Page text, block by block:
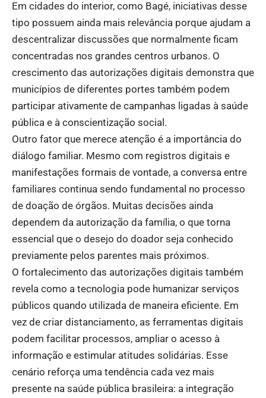
Em cidades do interior, como Bagé, iniciativas desse
tipo possuem ainda mais relevância porque ajudam a
descentralizar discussões que normalmente ficam
concentradas nos grandes centros urbanos. O
crescimento das autorizações digitais demonstra que
municípios de diferentes portes também podem
participar ativamente de campanhas ligadas à saúde
pública e à conscientização social.
Outro fator que merece atenção é a importância do
diálogo familiar. Mesmo com registros digitais e
manifestações formais de vontade, a conversa entre
familiares continua sendo fundamental no processo
de doação de órgãos. Muitas decisões ainda
dependem da autorização da família, o que torna
essencial que o desejo do doador seja conhecido
previamente pelos parentes mais próximos.
O fortalecimento das autorizações digitais também
revela como a tecnologia pode humanizar serviços
públicos quando utilizada de maneira eficiente. Em
vez de criar distanciamento, as ferramentas digitais
podem facilitar processos, ampliar o acesso à
informação e estimular atitudes solidárias. Esse
cenário reforça uma tendência cada vez mais
presente na saúde pública brasileira: a integração